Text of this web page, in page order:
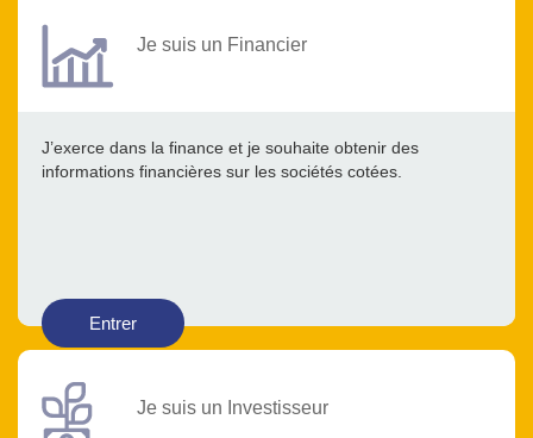
Je suis un Financier
J’exerce dans la finance et je souhaite obtenir des
informations financières sur les sociétés cotées.
Entrer
Je suis un Investisseur